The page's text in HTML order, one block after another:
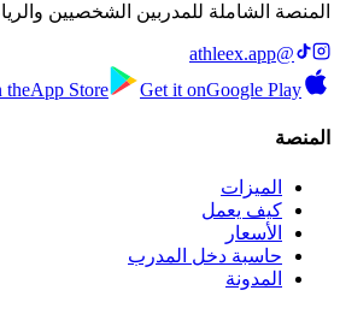
المنصة الشاملة للمدربين الشخصيين
@athleex.app
theApp Store Get it onGoogle Play
المنصة
الميزات
كيف يعمل
الأسعار
حاسبة دخل المدرب
المدونة